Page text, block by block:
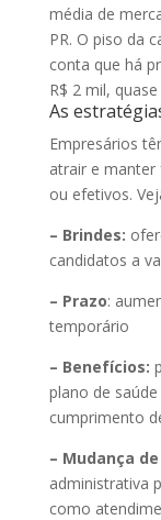
média de
PR. O piso da
conta que há
R$ 2 mil,
As
Empresários
atrair e
ou efetivos.
– Brindes:
candidatos a
– Prazo:
temporário
– Benefícios:
plano de
cumprimento
– Mudança
administrativa
como